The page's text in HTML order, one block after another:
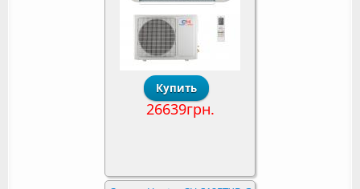
26639грн.